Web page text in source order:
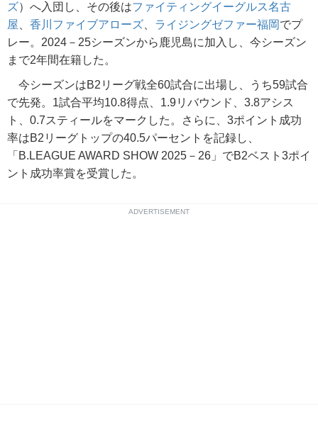
ズ）へ入団し、その後はファイティングイーグルス名古
屋
香川ファイブアローズ ライジングゼファー福岡でプ
レー。2024－25シーズンから鹿児島に加入し、今シーズン
まで2年間在籍した。
今シーズンはB2リーグ戦全60試合に出場し、うち59試合
で先発。1試合平均10.8得点、1.9リバウンド、3.8アシス
ト、0.7スティールをマークした。さらに、3ポイント成功
率はB2リーグトップの40.5パーセントを記録し、
「B.LEAGUE AWARD SHOW 2025－26」でB2ベスト3ポイ
ント成功率賞を受賞した。
ADVERTISEMENT